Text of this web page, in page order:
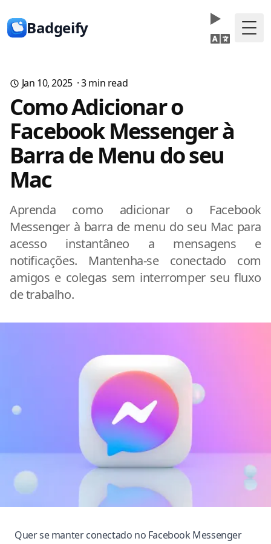
Badgeify
Jan 10, 2025·3min read
Como Adicionar o
Facebook Messenger à
Barra de Menu do seu
Mac
Aprenda como adicionar o Facebook
Messenger à barra de menu do seu Mac para
acesso instantâneo a mensagens e
notificações. Mantenha-se conectado com
amigos e colegas sem interromper seu fluxo
de trabalho.
Quer se manter conectado no Facebook Messenger